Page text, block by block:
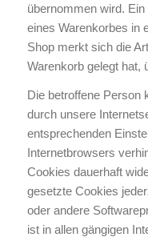
übernommen wird.
eines Warenkorbes in
Shop merkt sich die
Warenkorb gelegt hat,
Die betroffene Person
durch unsere
entsprechenden
Internetbrowsers
Cookies dauerhaft
gesetzte Cookies
oder andere
ist in allen gängigen